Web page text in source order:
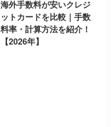
海外手数料が安いクレジ
ットカードを比較｜手数
料率・計算方法を紹介！
【2026年】